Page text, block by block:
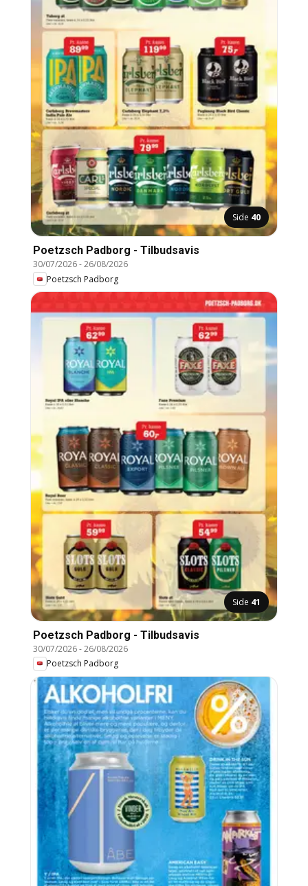
Side 40
Poetzsch Padborg - Tilbudsavis
30/07/2026-26/08/2026
Poetzsch Padborg
Side 41
Poetzsch Padborg - Tilbudsavis
30/07/2026-26/08/2026
Poetzsch Padborg